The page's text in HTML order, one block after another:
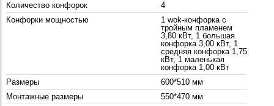
Количество конфорок
4
Конфорки мощностью
1 wok-конфорка с
тройным пламенем
3,80 кВт, 1 большая
конфорка 3,00 кВт, 1
средняя конфорка 1,75
кВт, 1 маленькая
конфорка 1,00 кВт
Размеры
600*510 мм
Монтажные размеры
550*470 мм